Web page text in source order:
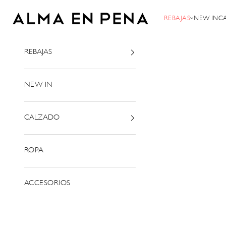
Alma en Pena
REBAJAS NEW IN
REBAJAS
NEW IN
CALZADO
ROPA
ACCESORIOS